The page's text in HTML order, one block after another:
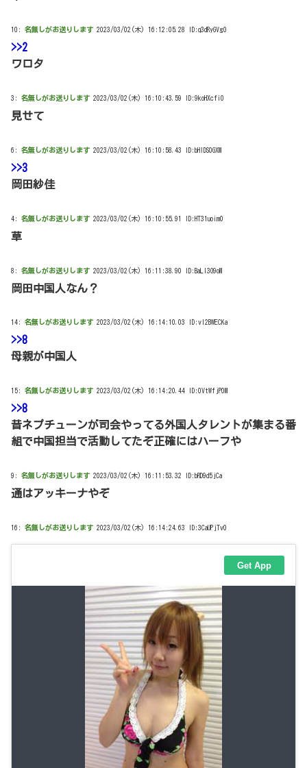
10: 名無しがお送りします 2023/03/02(木) 16:12:05.28 ID:q3dRyGVg0
>>2
ワロタ
3: 名無しがお送りします 2023/03/02(木) 16:10:43.59 ID:9koHXcfi0
見せて
6: 名無しがお送りします 2023/03/02(木) 16:10:58.43 ID:bHIDS0GXM
>>3
岡田紗佳
4: 名無しがお送りします 2023/03/02(木) 16:10:55.91 ID:HT31uoim0
草
8: 名無しがお送りします 2023/03/02(木) 16:11:38.90 ID:BaLl3O9oM
岡田中国人なん？
14: 名無しがお送りします 2023/03/02(木) 16:14:10.03 ID:vl2BWECKa
>>8
母親が中国人
15: 名無しがお送りします 2023/03/02(木) 16:14:20.44 ID:0VtWfjP0M
>>8
昔ネプチューンが司会やってる外国人タレントが集まる番
組で中国担当で活動してたぞ正確にはハーフや
9: 名無しがお送りします 2023/03/02(木) 16:11:53.32 ID:bRD9d5jCa
通はアッキーナやぞ
16: 名無しがお送りします 2023/03/02(木) 16:14:24.63 ID:3CaUPjTv0